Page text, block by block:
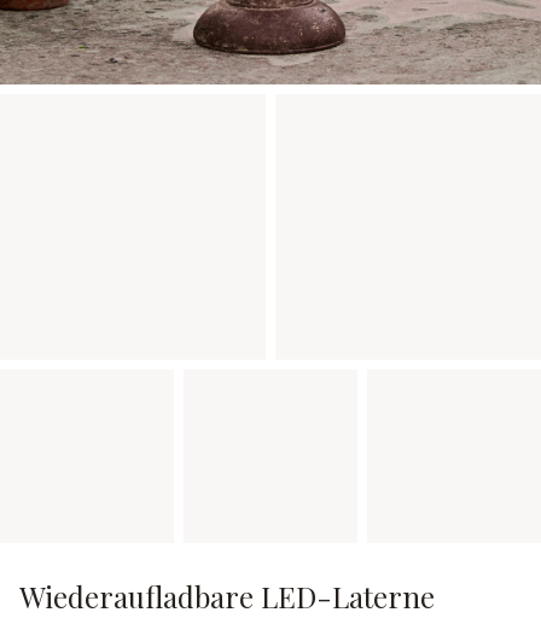
Wiederaufladbare LED-Laterne